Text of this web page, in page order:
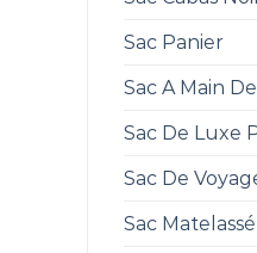
Sac Panier
Sac A Main
Sac De Luxe
Sac De
Sac Matelassé